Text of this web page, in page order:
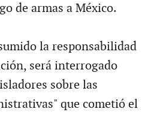
de armas a México.
la responsabilidad
será interrogado
sobre las
que cometió el